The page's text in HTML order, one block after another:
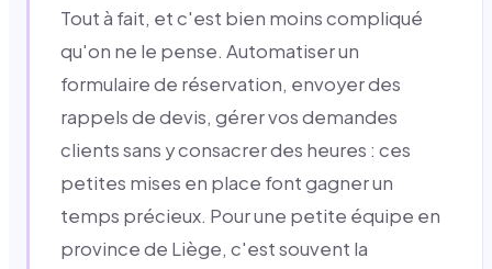
Tout à fait, et c'est bien moins compliqué
qu'on ne le pense. Automatiser un
formulaire de réservation, envoyer des
rappels de devis, gérer vos demandes
clients sans y consacrer des heures : ces
petites mises en place font gagner un
temps précieux. Pour une petite équipe en
province de Liège, c'est souvent la